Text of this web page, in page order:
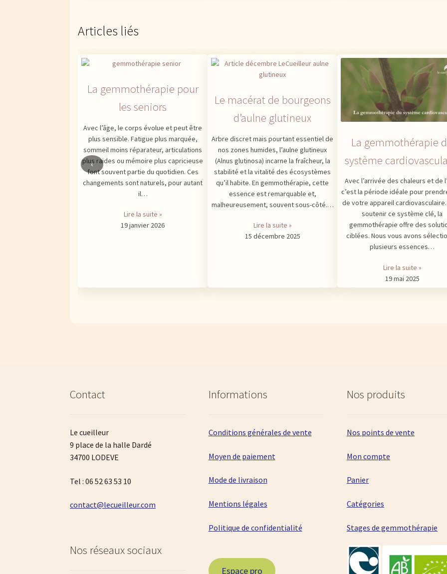
Articles liés
La gemmothérapie pour
les seniors
Avec l’âge, le corps évolue et peut être
plus sensible. Fatigue plus marquée,
sommeil moins réparateur, articulations
plus raides ou mémoire plus capricieuse
font souvent partie du quotidien. Ces
changements sont naturels, pour autant
il…
Lire la suite »
19 janvier 2026
Le macérat de bourgeons
d’aulne glutineux
Arbre discret mais pourtant essentiel de
nos zones humides, l’aulne glutineux
(Alnus glutinosa) incarne la fraîcheur, la
stabilité et la vitalité des écosystèmes
qu’il habite. En gemmothérapie, cette
essence est remarquable et,
malheureusement, souvent sous-côté.…
Lire la suite »
15 décembre 2025
La gemmothérapie
système
Avec l’arrivée des chaleurs et de
c’est la période idéale pour
de votre appareil
soutenir ce système clé, la
gemmothérapie offre des
ciblées. Nous vous avons
plusieurs essences…
Lire la suite »
19 mai 2025
‹
Contact
Le cueilleur
9 place de la halle Dardé
34700 LODEVE
Tel : 06 52 63 53 10
contact@lecueilleur.com
Nos réseaux sociaux
Informations
Conditions générales de vente
Moyen de paiement
Mode de livraison
Mentions légales
Politique de confidentialité
Espace pro
Nos produits
Nos points de vente
Mon compte
Panier
Catégories
Stages de gemmothérapie